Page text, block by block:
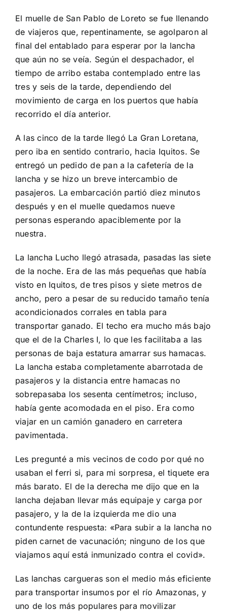
El muelle de San Pablo de Loreto se fue llenando
de viajeros que, repentinamente, se agolparon al
final del entablado para esperar por la lancha
que aún no se veía. Según el despachador, el
tiempo de arribo estaba contemplado entre las
tres y seis de la tarde, dependiendo del
movimiento de carga en los puertos que había
recorrido el día anterior.
A las cinco de la tarde llegó La Gran Loretana,
pero iba en sentido contrario, hacia Iquitos. Se
entregó un pedido de pan a la cafetería de la
lancha y se hizo un breve intercambio de
pasajeros. La embarcación partió diez minutos
después y en el muelle quedamos nueve
personas esperando apaciblemente por la
nuestra.
La lancha Lucho llegó atrasada, pasadas las siete
de la noche. Era de las más pequeñas que había
visto en Iquitos, de tres pisos y siete metros de
ancho, pero a pesar de su reducido tamaño tenía
acondicionados corrales en tabla para
transportar ganado. El techo era mucho más bajo
que el de la Charles I, lo que les facilitaba a las
personas de baja estatura amarrar sus hamacas.
La lancha estaba completamente abarrotada de
pasajeros y la distancia entre hamacas no
sobrepasaba los sesenta centímetros; incluso,
había gente acomodada en el piso. Era como
viajar en un camión ganadero en carretera
pavimentada.
Les pregunté a mis vecinos de codo por qué no
usaban el ferri si, para mi sorpresa, el tiquete era
más barato. El de la derecha me dijo que en la
lancha dejaban llevar más equipaje y carga por
pasajero, y la de la izquierda me dio una
contundente respuesta: «Para subir a la lancha no
piden carnet de vacunación; ninguno de los que
viajamos aquí está inmunizado contra el covid».
Las lanchas cargueras son el medio más eficiente
para transportar insumos por el río Amazonas, y
uno de los más populares para movilizar